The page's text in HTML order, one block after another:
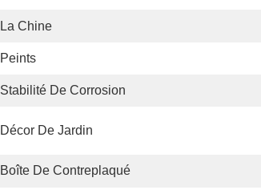
La Chine
Peints
Stabilité De Corrosion
Décor De Jardin
Boîte De Contreplaqué